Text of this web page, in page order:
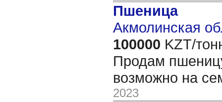
Пшеница
Акмолинская
100000 KZT/
Продам
возможно на
2023